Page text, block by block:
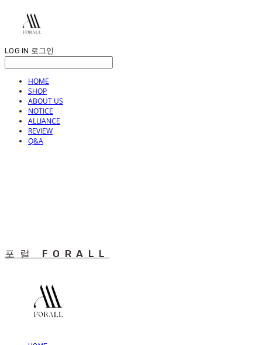
LOG IN 로그인
HOME
SHOP
ABOUT US
NOTICE
ALLIANCE
REVIEW
Q&A
포럴 FORALL